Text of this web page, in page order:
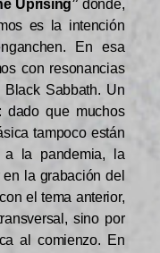
Uprising” donde,
es la intención
En esa
con resonancias
Sabbath. Un
dado que muchos
tampoco están
a la pandemia, la
la grabación del
el tema anterior,
sino por
al comienzo. En